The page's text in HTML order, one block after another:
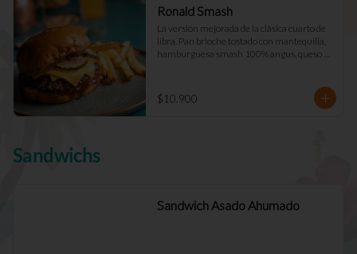
Ronald Smash
La versión mejorada de la clásica cuarto de
libra. Pan brioche tostado con mantequilla,
hamburguesa smash 100% angus, queso
$10.900
Sandwichs
Sandwich Asado Ahumado